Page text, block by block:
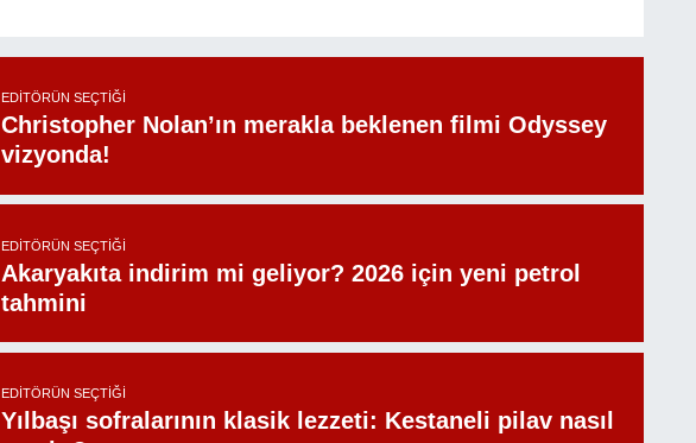
EDITÖRÜN SEÇTIĞI
Christopher Nolan’ın merakla beklenen filmi Odyssey
vizyonda!
EDITÖRÜN SEÇTIĞI
Akaryakıta indirim mi geliyor? 2026 için yeni petrol
tahmini
EDITÖRÜN SEÇTIĞI
Yılbaşı sofralarının klasik lezzeti: Kestaneli pilav nasıl